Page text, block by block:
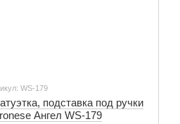
WS-179
подставка под ручки
Ангел WS-179